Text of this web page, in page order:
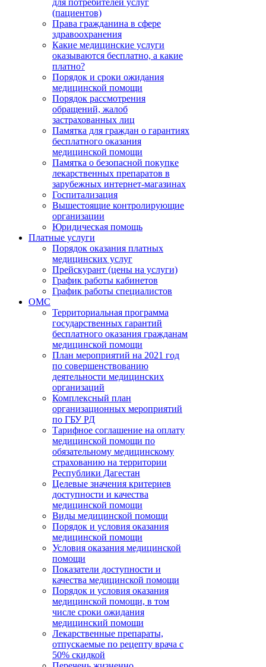
для потребителей услуг
(пациентов)
Права гражданина в сфере
здравоохранения
Какие медицинские услуги
оказываются бесплатно, а какие
платно?
Порядок и сроки ожидания
медицинской помощи
Порядок рассмотрения
обращений, жалоб
застрахованных лиц
Памятка для граждан о гарантиях
бесплатного оказания
медицинской помощи
Памятка о безопасной покупке
лекарственных препаратов в
зарубежных интернет-магазинах
Госпитализация
Вышестоящие контролирующие
организации
Юридическая помощь
Платные услуги
Порядок оказания платных
медицинских услуг
Прейскурант (цены на услуги)
График работы кабинетов
График работы специалистов
ОМС
Территориальная программа
государственных гарантий
бесплатного оказания гражданам
медицинской помощи
План мероприятий на 2021 год
по совершенствованию
деятельности медицинских
организаций
Комплексный план
организационных мероприятий
по ГБУ РД
Тарифное соглашение на оплату
медицинской помощи по
обязательному медицинскому
страхованию на территории
Республики Дагестан
Целевые значения критериев
доступности и качества
медицинской помощи
Виды медицинской помощи
Порядок и условия оказания
медицинской помощи
Условия оказания медицинской
помощи
Показатели доступности и
качества медицинской помощи
Порядок и условия оказания
медицинской помощи, в том
числе сроки ожидания
медицинский помощи
Лекарственные препараты,
отпускаемые по рецепту врача с
50% скидкой